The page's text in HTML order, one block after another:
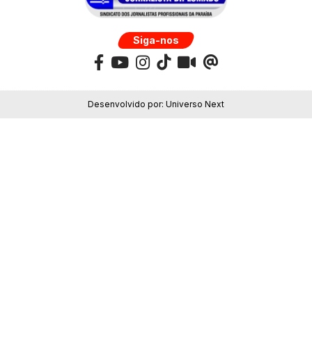
Siga-nos
Desenvolvido por: Universo Next